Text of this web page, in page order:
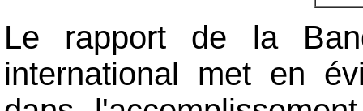
Le rapport de la
international met en